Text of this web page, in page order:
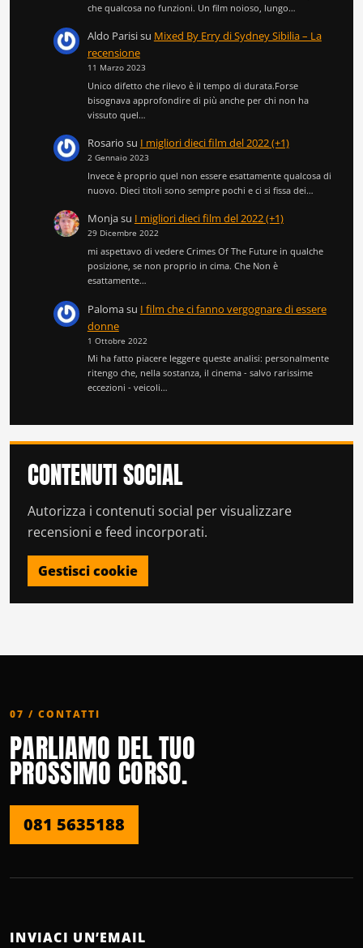
che qualcosa no funzioni. Un film noioso, lungo…
Aldo Parisisu Mixed By Erry di Sydney Sibilia – La
recensione
11 Marzo 2023
Unico difetto che rilevo è il tempo di durata.Forse
bisognava approfondire di più anche per chi non ha
vissuto quel…
Rosario su I migliori dieci film del 2022 (+1)
2 Gennaio 2023
Invece è proprio quel non essere esattamente qualcosa di
nuovo. Dieci titoli sono sempre pochi e ci si fissa dei…
Monjasu I migliori dieci film del 2022 (+1)
29 Dicembre 2022
mi aspettavo di vedere Crimes Of The Future in qualche
posizione, se non proprio in cima. Che Non è
esattamente…
Palomasu I film che ci fanno vergognare di essere
donne
1 Ottobre 2022
Mi ha fatto piacere leggere queste analisi: personalmente
ritengo che, nella sostanza, il cinema - salvo rarissime
eccezioni - veicoli…
CONTENUTI SOCIAL
Autorizza i contenuti social per visualizzare
recensioni e feed incorporati.
Gestisci cookie
07 / CONTATTI
PARLIAMO DEL TUO
PROSSIMO CORSO.
081 5635188
INVIACI UN’EMAIL